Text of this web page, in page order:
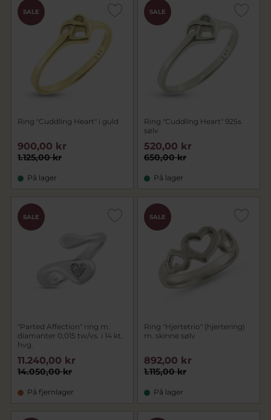
SALE
Ring "Cuddling Heart" i guld
1.125,00 kr
900,00 kr
På lager
SALE
Ring "Cuddling Heart" 925s
sølv
650,00 kr
520,00 kr
På lager
SALE
"Parted Affection" ring m.
diamanter 0,015 tw/vs. i 14 kt.
hvg.
14.050,00 kr
11.240,00 kr
På fjernlager
SALE
Ring "Hjertetrio" (hjertering)
m. skinne sølv
1.115,00 kr
892,00 kr
På lager